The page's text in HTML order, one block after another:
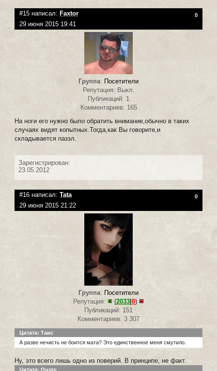
#15 написал: Faxtor 0
29 июня 2015 19:41
Группа: Посетители
Репутация: Выкл.
Публикаций: 1
Комментариев: 165
На ноги его нужно было обратить внимание,обычно в таких
случаях видят копытных.Тогда,как Вы говорите,и
складывается паззл.
Зарегистрирован:
23.05.2012
#16 написал: Tata 0
29 июня 2015 21:22
Группа: Посетители
Репутация:
(2033 0)
Публикаций: 151
Комментариев: 3 307
Цитата: Таис
А разве нечисть не боится мата? Это единственное меня смутило.
Ну, это всего лишь одно из поверий. В принципе, не факт.
Цитата: Qusto